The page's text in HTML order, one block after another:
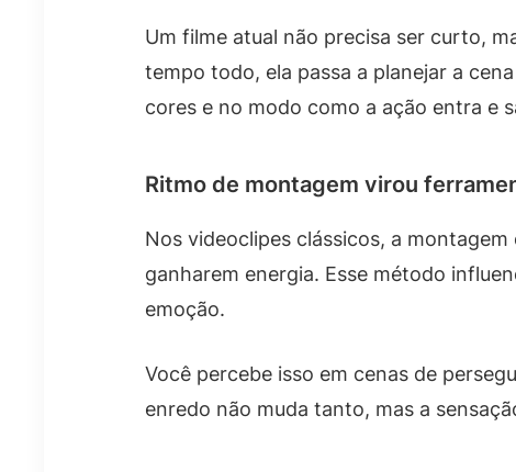
Um filme atual não precisa ser curto,
tempo todo, ela passa a planejar a
cores e no modo como a ação entra e
Ritmo de montagem virou
Nos videoclipes clássicos, a
ganharem energia. Esse método
emoção.
Você percebe isso em cenas de
enredo não muda tanto, mas a